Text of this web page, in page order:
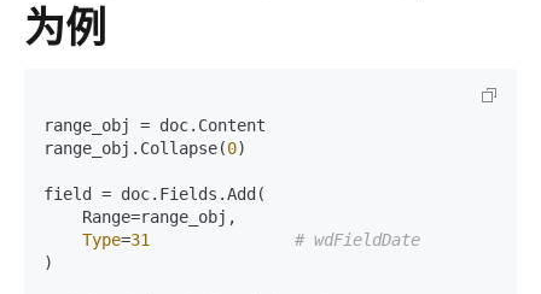
为例
range_obj = doc.Content
range_obj.Collapse(0)
field = doc.Fields.Add(
Type=31
# wdFieldDate
)